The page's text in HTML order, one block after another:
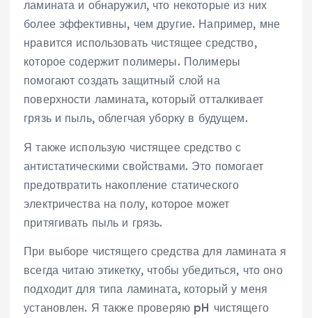
ламината и обнаружил, что некоторые из них
более эффективны, чем другие. Например, мне
нравится использовать чистящее средство,
которое содержит полимеры. Полимеры
помогают создать защитный слой на
поверхности ламината, который отталкивает
грязь и пыль, облегчая уборку в будущем.
Я также использую чистящее средство с
антистатическими свойствами. Это помогает
предотвратить накопление статического
электричества на полу, которое может
притягивать пыль и грязь.
При выборе чистящего средства для ламината я
всегда читаю этикетку, чтобы убедиться, что оно
подходит для типа ламината, который у меня
установлен. Я также проверяю pH чистящего